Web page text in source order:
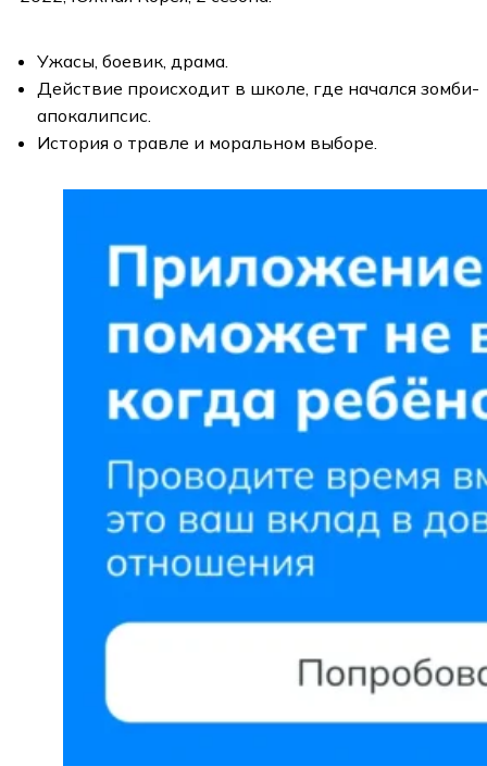
Ужасы, боевик, драма.
Действие происходит в школе, где начался зомби-
апокалипсис.
История о травле и моральном выборе.